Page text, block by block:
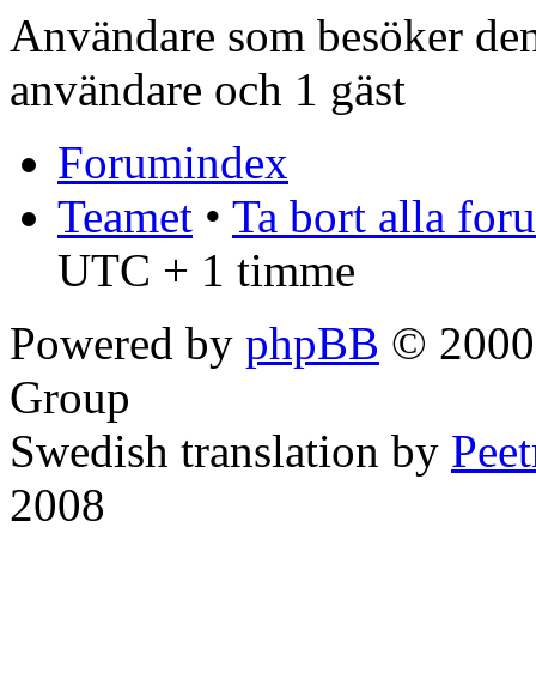
Användare som besöker
användare och 1 gäst
Forumindex
Teamet • Ta bort alla
UTC + 1 timme
Powered by phpBB ©
Group
Swedish translation by
2008